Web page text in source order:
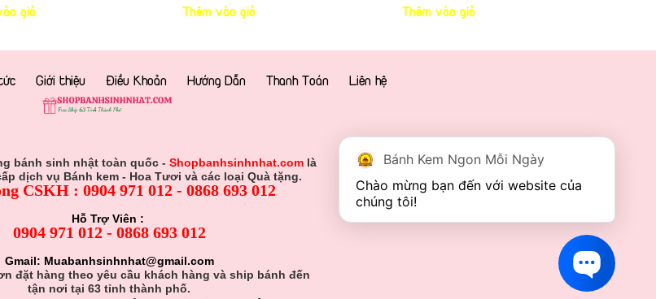
giỏ Thêm vào giỏ Thêm vào giỏ
Giới thiệu Điều Khoản Hướng Dẫn Thanh Toán
Liên hệ
bánh sinh nhật toàn quốc - Shopbanhsinhnhat.com là
dịch vụ Bánh kem - Hoa Tươi và các loại Quà tặng.
CSKH : 0904 971 012 - 0868 693 012
Hỗ Trợ Viên :
0904 971 012 - 0868 693 012
Gmail: Muabanhsinhnhat@gmail.com
đặt hàng theo yêu cầu khách hàng và ship bánh đến
tận nơi tại 63 tỉnh thành phố.
Bánh Kem Ngon Mỗi Ngày
Chào mừng bạn đến với website của
chúng tôi!